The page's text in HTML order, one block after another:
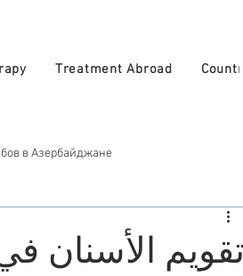
Treatment Abroad
в Азербайджане
в Азербайджан Treatment in
تقويم الأسنان